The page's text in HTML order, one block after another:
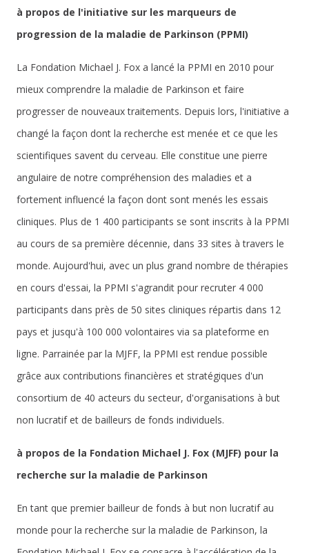
à propos de l'initiative sur les marqueurs de
progression de la maladie de Parkinson (PPMI)
La Fondation Michael J. Fox a lancé la PPMI en 2010 pour
mieux comprendre la maladie de Parkinson et faire
progresser de nouveaux traitements. Depuis lors, l'initiative a
changé la façon dont la recherche est menée et ce que les
scientifiques savent du cerveau. Elle constitue une pierre
angulaire de notre compréhension des maladies et a
fortement influencé la façon dont sont menés les essais
cliniques. Plus de 1 400 participants se sont inscrits à la PPMI
au cours de sa première décennie, dans 33 sites à travers le
monde. Aujourd'hui, avec un plus grand nombre de thérapies
en cours d'essai, la PPMI s'agrandit pour recruter 4 000
participants dans près de 50 sites cliniques répartis dans 12
pays et jusqu'à 100 000 volontaires via sa plateforme en
ligne. Parrainée par la MJFF, la PPMI est rendue possible
grâce aux contributions financières et stratégiques d'un
consortium de 40 acteurs du secteur, d'organisations à but
non lucratif et de bailleurs de fonds individuels.
à propos de la Fondation Michael J. Fox (MJFF) pour la
recherche sur la maladie de Parkinson
En tant que premier bailleur de fonds à but non lucratif au
monde pour la recherche sur la maladie de Parkinson, la